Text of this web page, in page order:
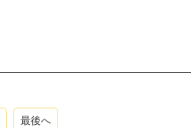
最後へ